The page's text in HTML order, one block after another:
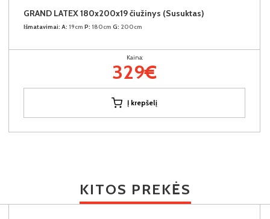
GRAND LATEX 180x200x19 čiužinys (Susuktas)
Išmatavimai: A: 19cm P: 180cm G: 200cm
Kaina:
329€
Į krepšelį
KITOS PREKĖS